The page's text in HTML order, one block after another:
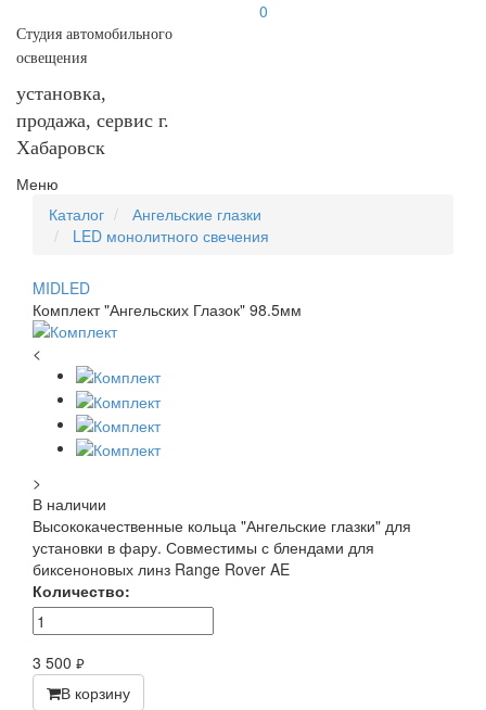
Студия автомобильного
освещения
установка,
продажа, сервис г.
Хабаровск
0
Меню
Каталог
Ангельские глазки
LED монолитного свечения
MIDLED
Комплект "Ангельских Глазок" 98.5мм
<
>
В наличии
Высококачественные кольца "Ангельские глазки" для
установки в фару. Совместимы с блендами для
биксеноновых линз Range Rover AE
Количество:
3 500 руб.
В корзину